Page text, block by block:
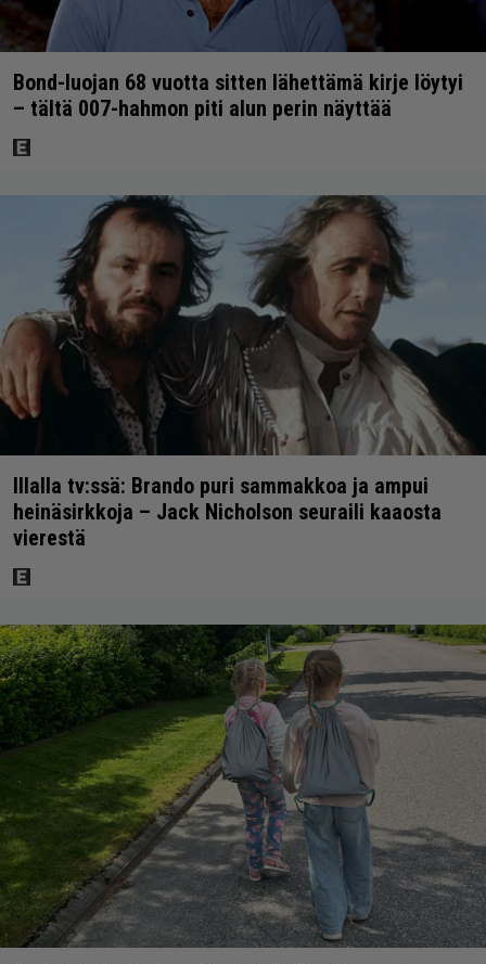
Bond-luojan 68 vuotta sitten lähettämä kirje löytyi
– tältä 007-hahmon piti alun perin näyttää
Illalla tv:ssä: Brando puri sammakkoa ja ampui
heinäsirkkoja – Jack Nicholson seuraili kaaosta
vierestä